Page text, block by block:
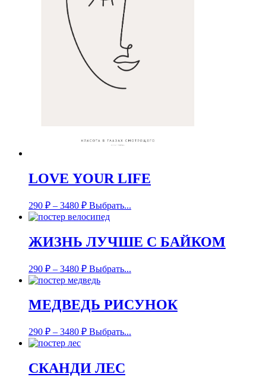
LOVE YOUR LIFE
290 ₽ – 3480 ₽ Выбрать...
ЖИЗНЬ ЛУЧШЕ С БАЙКОМ
290 ₽ – 3480 ₽ Выбрать...
МЕДВЕДЬ РИСУНОК
290 ₽ – 3480 ₽ Выбрать...
СКАНДИ ЛЕС